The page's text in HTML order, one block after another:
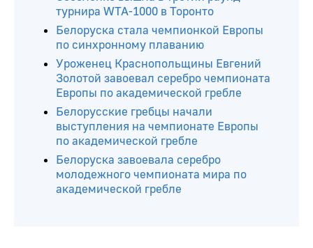
Читайте ещё
Белорусская теннисистка Арина
Соболенко вышла в третий раунд
турнира WTA-1000 в Торонто
Белоруска стала чемпионкой Европы
по синхронному плаванию
Уроженец Краснопольщины Евгений
Золотой завоевал серебро чемпионата
Европы по академической гребле